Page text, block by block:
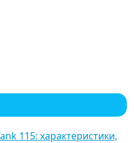
115: характеристики,